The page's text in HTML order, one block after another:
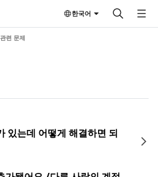
한국어
련 문제
있는데 어떻게 해결하면 되